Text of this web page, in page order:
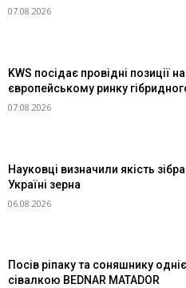
07.08.2026
KWS посідає провідні позиції на
європейському ринку
07.08.2026
Науковці визначили якість
Україні зерна
06.08.2026
Посів ріпаку та соняшнику
сівалкою BEDNAR MATADOR